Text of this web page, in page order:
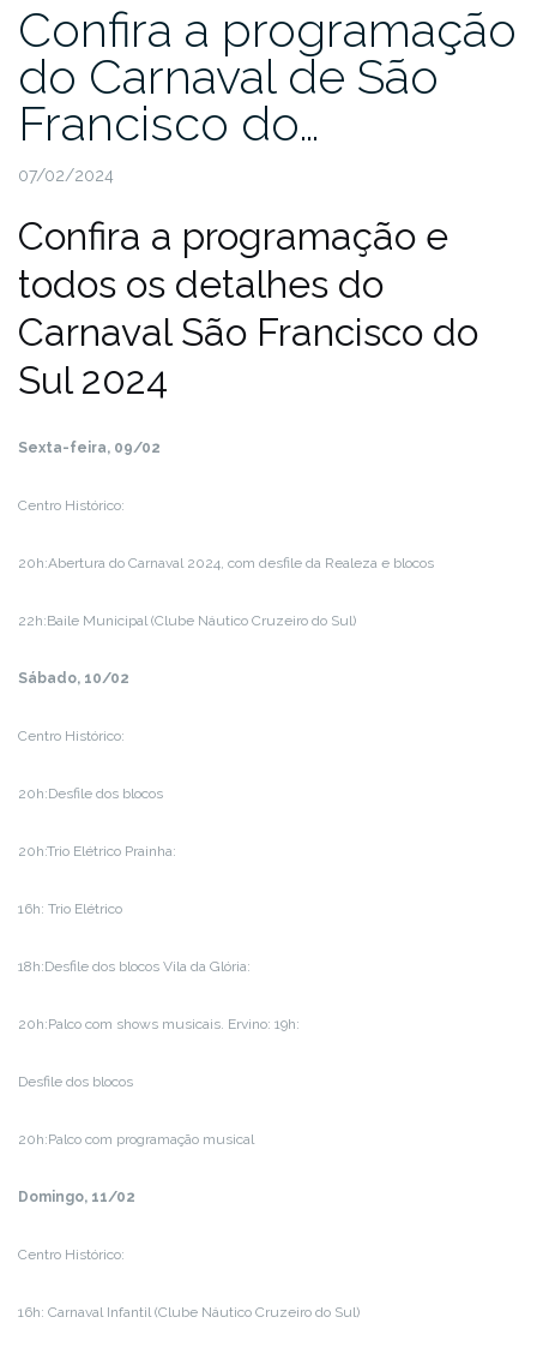
Confira a programação
do Carnaval de São
Francisco do…
07/02/2024
Confira a programação e
todos os detalhes do
Carnaval São Francisco do
Sul 2024
Sexta-feira, 09/02
Centro Histórico:
20h:Abertura do Carnaval 2024, com desfile da Realeza e blocos
22h:Baile Municipal (Clube Náutico Cruzeiro do Sul)
Sábado, 10/02
Centro Histórico:
20h:Desfile dos blocos
20h:Trio Elétrico Prainha:
16h: Trio Elétrico
18h:Desfile dos blocos Vila da Glória:
20h:Palco com shows musicais. Ervino: 19h:
Desfile dos blocos
20h:Palco com programação musical
Domingo, 11/02
Centro Histórico:
16h: Carnaval Infantil (Clube Náutico Cruzeiro do Sul)